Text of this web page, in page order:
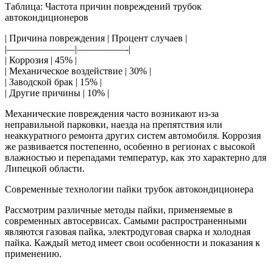
Таблица: Частота причин повреждений трубок
автокондиционеров
| Причина повреждения | Процент случаев |
|———————|—————-|
| Коррозия | 45% |
| Механическое воздействие | 30% |
| Заводской брак | 15% |
| Другие причины | 10% |
Механические повреждения часто возникают из-за
неправильной парковки, наезда на препятствия или
неаккуратного ремонта других систем автомобиля. Коррозия
же развивается постепенно, особенно в регионах с высокой
влажностью и перепадами температур, как это характерно для
Липецкой области.
Современные технологии пайки трубок автокондиционера
Рассмотрим различные методы пайки, применяемые в
современных автосервисах. Самыми распространенными
являются газовая пайка, электродуговая сварка и холодная
пайка. Каждый метод имеет свои особенности и показания к
применению.